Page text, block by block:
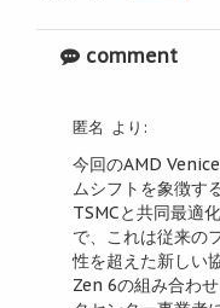
comment
匿名 より:
今回のAMD
ムシフトを象徴す
TSMCと共同最適
で、これは従来の
性を超えた新しい
Zen 6の組み合わ